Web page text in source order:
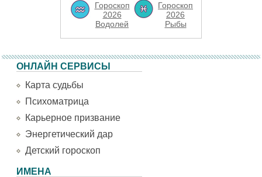
Гороскоп
2026
Водолей
Гороскоп
2026
Рыбы
ОНЛАЙН СЕРВИСЫ
Карта судьбы
Психоматрица
Карьерное призвание
Энергетический дар
Детский гороскоп
ИМЕНА